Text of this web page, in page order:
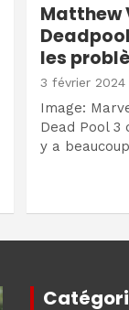
Matthew
les
3 février 2024
Image:
Dead Pool 3
y a